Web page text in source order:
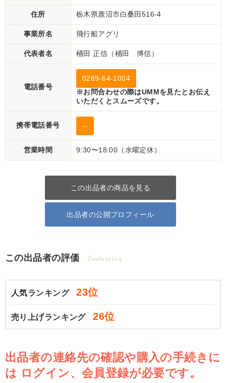
住所 栃木県鹿沼市白桑田516-4
事業所名 飛行船アグリ
代表者名 桶田 正信（桶田 博信）
電話番号
0289-64-1004
※お問合わせの際はUMMを見たとお伝え
いただくとスムーズです。
携帯電話番号 --
営業時間 9:30〜18:00（水曜定休）
この出品者の商品を見る
出品者の公開プロフィール
この出品者の評価 Evaluation
人気ランキング 23位
売り上げランキング 26位
出品者の連絡先の確認や購入の手続きに
は ログイン、会員登録が必要です。